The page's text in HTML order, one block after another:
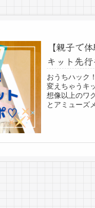
【親子で
キット先
おうちハック
変えちゃうキ
想像以上のワ
とアミューズ